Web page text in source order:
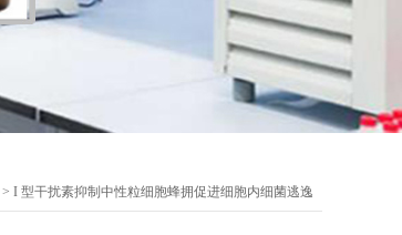
> I 型干扰素抑制中性粒细胞蜂拥促进细胞内细菌逃逸